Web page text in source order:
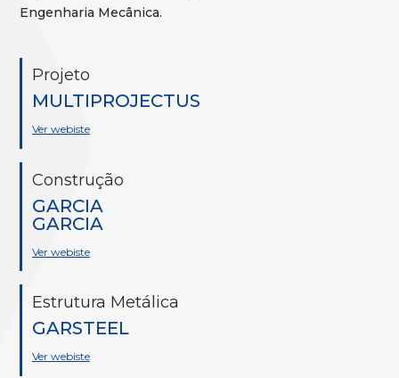
Engenharia Mecânica.
Projeto
MULTIPROJECTUS
Ver webiste
Construção
GARCIA
GARCIA
Ver webiste
Estrutura Metálica
GARSTEEL
Ver webiste